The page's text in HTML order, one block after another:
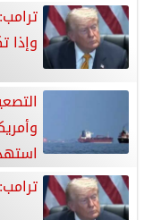
وإذا
فى مضيق هرمز يشعل
واسعة على أهداف